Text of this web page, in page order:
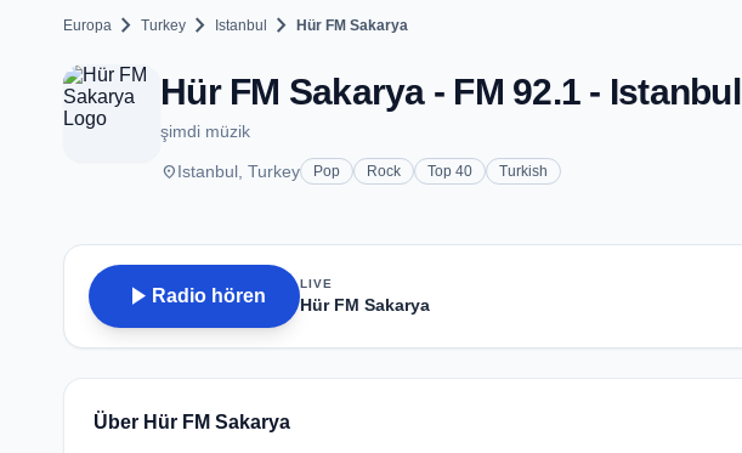
Europa chevron_right Turkey chevron_right Istanbul chevron_right Hür FM Sakarya
Hür FM Sakarya - FM 92.1 - Istanbul
şimdi müzik
placeIstanbul, Turkey Pop Rock Top 40 Turkish
play_arrow Radio hören
LIVE
Hür FM Sakarya
Über Hür FM Sakarya